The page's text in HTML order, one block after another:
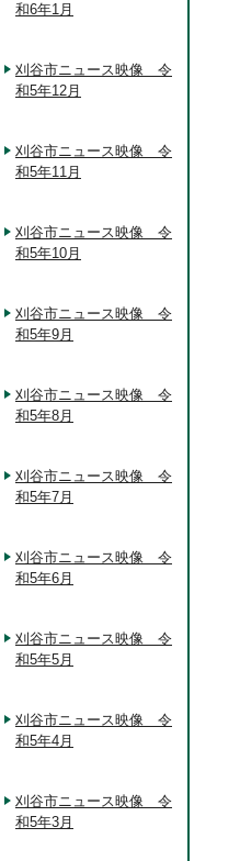
和6年1月
刈谷市ニュース映像 令
和5年12月
刈谷市ニュース映像 令
和5年11月
刈谷市ニュース映像 令
和5年10月
刈谷市ニュース映像 令
和5年9月
刈谷市ニュース映像 令
和5年8月
刈谷市ニュース映像 令
和5年7月
刈谷市ニュース映像 令
和5年6月
刈谷市ニュース映像 令
和5年5月
刈谷市ニュース映像 令
和5年4月
刈谷市ニュース映像 令
和5年3月